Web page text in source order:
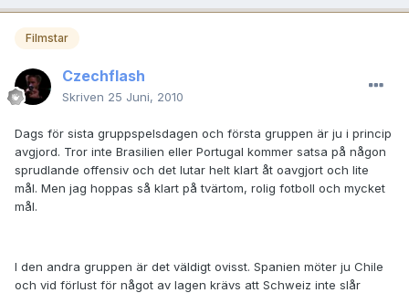
Filmstar
Czechflash
Skriven 25 Juni, 2010
Dags för sista gruppspelsdagen och första gruppen är ju i princip
avgjord. Tror inte Brasilien eller Portugal kommer satsa på någon
sprudlande offensiv och det lutar helt klart åt oavgjort och lite
mål. Men jag hoppas så klart på tvärtom, rolig fotboll och mycket
mål.
I den andra gruppen är det väldigt ovisst. Spanien möter ju Chile
och vid förlust för något av lagen krävs att Schweiz inte slår